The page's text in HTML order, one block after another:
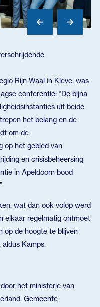
Rijn-Waal in Kleve, was
conferentie: “De bijna
uit beide
het belang en de
om de
op het gebied van
en crisisbeheersing
in Apeldoorn bood
wat dan ook volop werd
elkaar regelmatig ontmoet
op de hoogte te blijven
aldus Kamps.
het ministerie van
Gemeente